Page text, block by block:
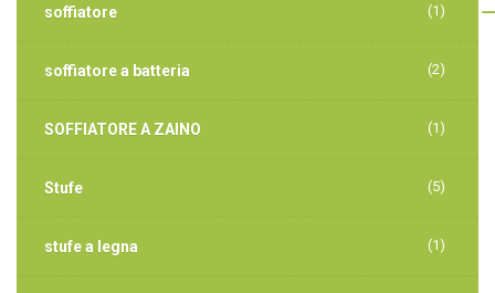
soffiatore (1)
soffiatore a batteria (2)
SOFFIATORE A ZAINO (1)
Stufe (5)
stufe a legna (1)